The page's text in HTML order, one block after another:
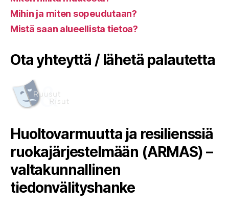
Mihin ja miten sopeudutaan?
Mistä saan alueellista tietoa?
Ota yhteyttä / lähetä palautetta
Huoltovarmuutta ja resilienssiä
ruokajärjestelmään (ARMAS) –
valtakunnallinen
tiedonvälityshanke